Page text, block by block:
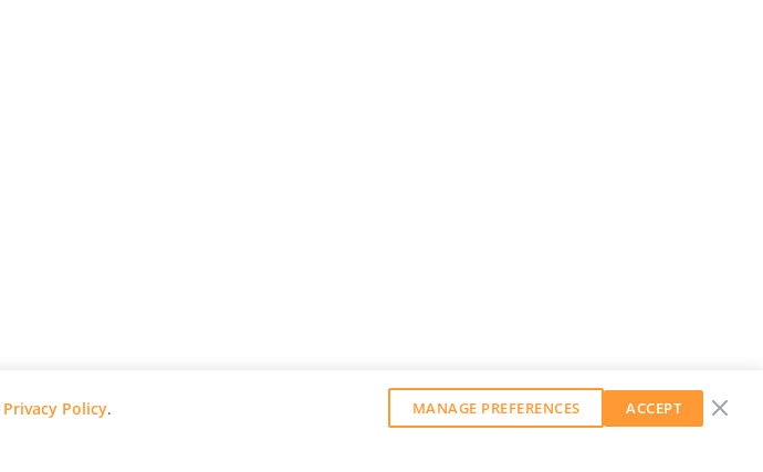
Privacy Policy. MANAGE PREFERENCES ACCEPT